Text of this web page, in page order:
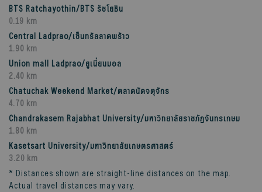
BTS Ratchayothin/BTS รัชโยธิน
0.19 km
Central Ladprao/เซ็นทรัลลาดพร้าว
1.90 km
Union mall Ladprao/ยูเนี่ยนมอล
2.40 km
Chatuchak Weekend Market/ตลาดนัดจตุจักร
4.70 km
Chandrakasem Rajabhat University/มหาวิทยาลัยราชภัฏจันทรเกษม
1.80 km
Kasetsart University/มหาวิทยาลัยเกษตรศาสตร์
3.20 km
* Distances shown are straight-line distances on the map.
Actual travel distances may vary.